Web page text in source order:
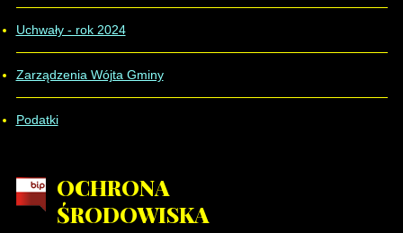
Operacyjny Województwa
Dolnośląskiego 2014-2020
Uchwały - rok 2024
Zarządzenia Wójta Gminy
Podatki
OCHRONA
ŚRODOWISKA